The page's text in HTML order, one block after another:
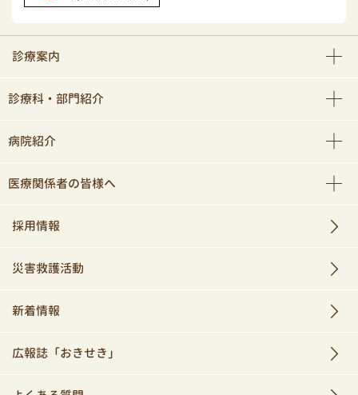
診療案内
診療科・部門紹介
病院紹介
医療関係者の皆様へ
採用情報
災害救護活動
新着情報
広報誌「おきせき」